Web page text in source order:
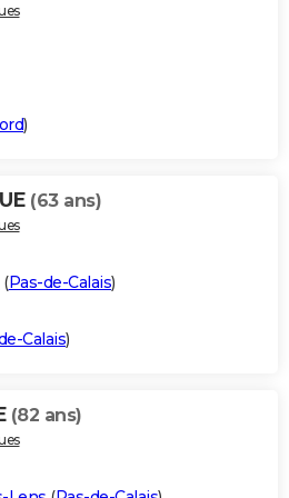
)
(63 ans)
(Pas-de-Calais)
Calais)
(82 ans)